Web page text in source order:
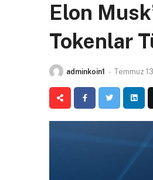
Elon
Tokenlar
adminkoin1 - Temmuz